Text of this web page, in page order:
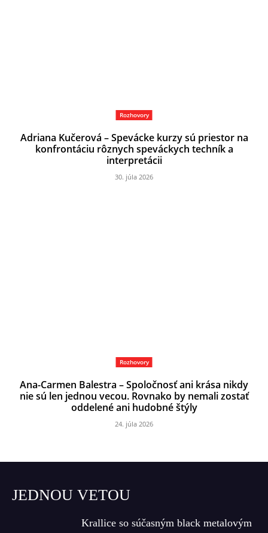
Rozhovory
Adriana Kučerová – Spevácke kurzy sú priestor na
konfrontáciu rôznych speváckych techník a
interpretácii
30. júla 2026
Rozhovory
Ana-Carmen Balestra – Spoločnosť ani krása nikdy
nie sú len jednou vecou. Rovnako by nemali zostať
oddelené ani hudobné štýly
24. júla 2026
JEDNOU VETOU
Krallice so súčasným black metalovým